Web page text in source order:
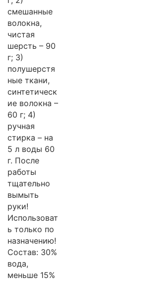
смешанные
волокна,
чистая
шерсть – 90
г; 3)
полушерстя
ные ткани,
синтетическ
ие волокна –
60 г; 4)
ручная
стирка – на
5 л воды 60
г. После
работы
тщательно
вымыть
руки!
Использоват
ь только по
назначению!
Состав: 30%
вода,
меньше 15%